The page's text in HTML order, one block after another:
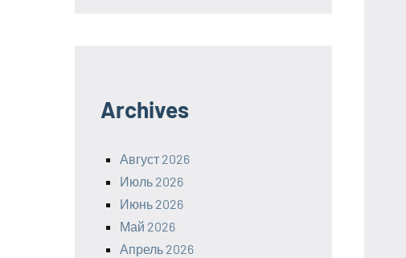
Archives
Август 2026
Июль 2026
Июнь 2026
Май 2026
Апрель 2026